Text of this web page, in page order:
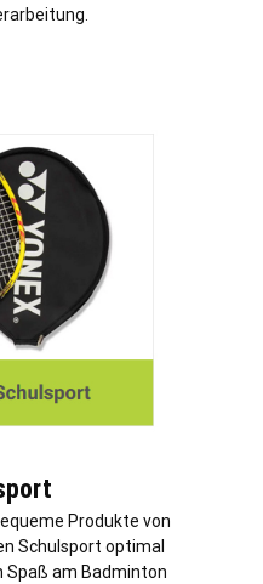
Produkte von
Schulsport optimal
am Badminton